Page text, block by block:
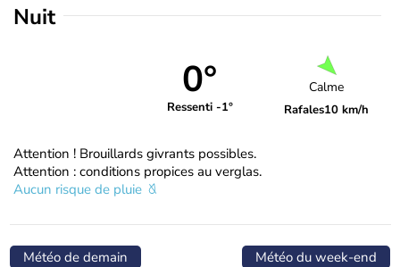
Nuit
0°
Ressenti -1°
Calme
Rafales10 km/h
Attention ! Brouillards givrants possibles.
Attention : conditions propices au verglas.
Aucun risque de pluie
Météo de demain Météo du week-end